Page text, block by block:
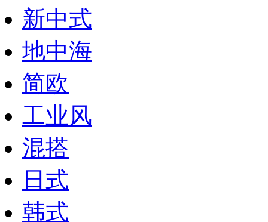
新中式
地中海
简欧
工业风
混搭
日式
韩式